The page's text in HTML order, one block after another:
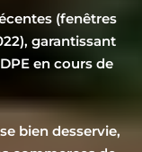
(fenêtres
garantissant
en cours de
bien desservie,